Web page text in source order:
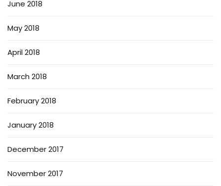
June 2018
May 2018
April 2018
March 2018
February 2018
January 2018
December 2017
November 2017